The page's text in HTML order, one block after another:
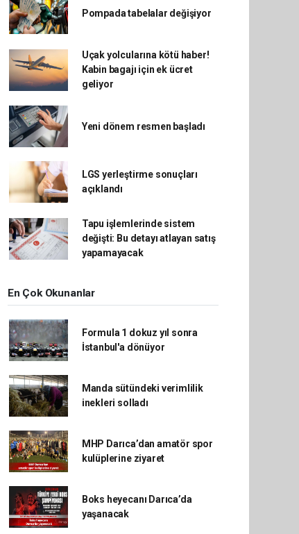
Pompada tabelalar değişiyor
Uçak yolcularına kötü haber!
Kabin bagajı için ek ücret
geliyor
Yeni dönem resmen başladı
LGS yerleştirme sonuçları
açıklandı
Tapu işlemlerinde sistem
değişti: Bu detayı atlayan satış
yapamayacak
En Çok Okunanlar
Formula 1 dokuz yıl sonra
İstanbul'a dönüyor
Manda sütündeki verimlilik
inekleri solladı
MHP Darıca’dan amatör spor
kulüplerine ziyaret
Boks heyecanı Darıca’da
yaşanacak